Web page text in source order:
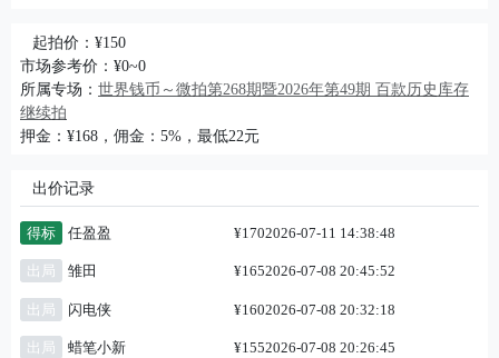
起拍价：¥150
市场参考价：¥0~0
所属专场： 世界钱币～微拍第268期暨2026年第49期 百款历史库存
继续拍
押金：¥168，佣金：5%，最低22元
出价记录
得标 任盈盈 ¥1702026-07-11 14:38:48
出局 雏田 ¥1652026-07-08 20:45:52
出局 闪电侠 ¥1602026-07-08 20:32:18
出局 蜡笔小新 ¥1552026-07-08 20:26:45